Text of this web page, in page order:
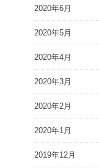
2020年6月
2020年5月
2020年4月
2020年3月
2020年2月
2020年1月
2019年12月